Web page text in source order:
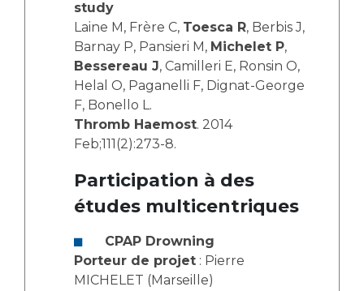
study
Laine M, Frère C, Toesca R, Berbis J,
Barnay P, Pansieri M, Michelet P,
Bessereau J, Camilleri E, Ronsin O,
Helal O, Paganelli F, Dignat-George
F, Bonello L.
Thromb Haemost. 2014
Feb;111(2):273-8.
Participation à des
études multicentriques
CPAP Drowning
Porteur de projet : Pierre
MICHELET (Marseille)